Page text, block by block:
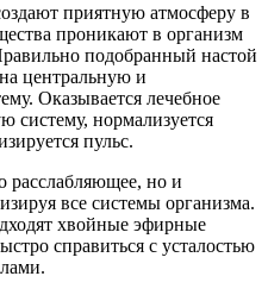
приятную атмосферу в
проникают в организм
подобранный настой
центральную и
Оказывается лечебное
систему, нормализуется
пульс.
расслабляющее, но и
все системы организма.
хвойные эфирные
справиться с усталостью